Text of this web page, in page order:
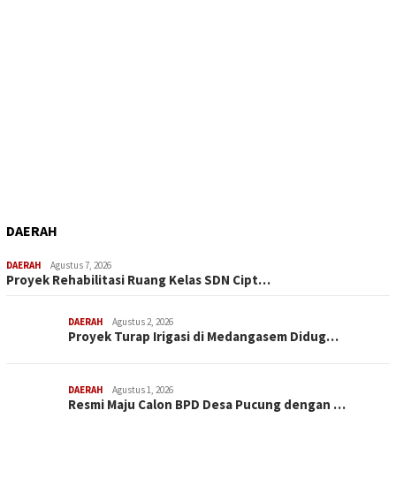
DAERAH
DAERAH Agustus 7, 2026
Proyek Rehabilitasi Ruang Kelas SDN Cipt…
DAERAH Agustus 2, 2026
Proyek Turap Irigasi di Medangasem Didug…
DAERAH Agustus 1, 2026
Resmi Maju Calon BPD Desa Pucung dengan …